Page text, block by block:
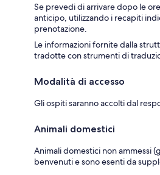
Se prevedi di arrivare dopo le
anticipo, utilizzando i recapiti
prenotazione.
Le informazioni fornite dalla
tradotte con strumenti di
Modalità di accesso
Gli ospiti saranno accolti dal
Animali domestici
Animali domestici non ammessi
benvenuti e sono esenti da